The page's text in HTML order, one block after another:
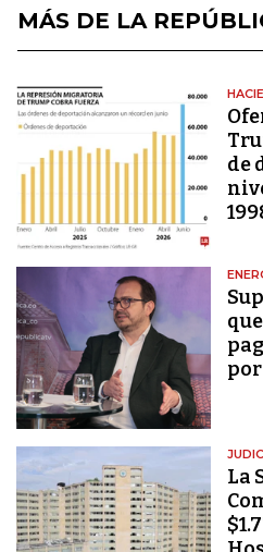
MÁS DE LA
de
La